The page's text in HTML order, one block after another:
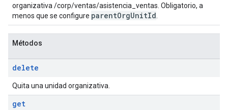
organizativa /corp/ventas/asistencia_ventas. Obligatorio, a
menos que se configure parentOrgUnitId
Métodos
delete
Quita una unidad organizativa.
get